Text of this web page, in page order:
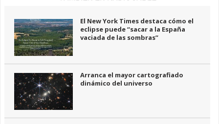
El New York Times destaca cómo el
eclipse puede “sacar a la España
vaciada de las sombras”
Arranca el mayor cartografiado
dinámico del universo